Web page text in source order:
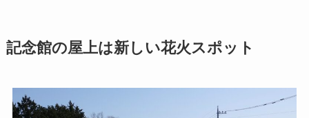
記念館の屋上は新しい花火スポット